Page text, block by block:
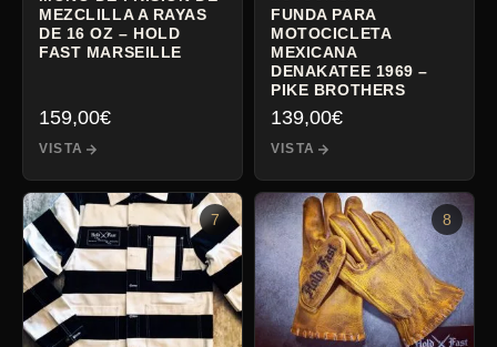
MEZCLILLA A RAYAS
DE 16 OZ – HOLD
FAST MARSEILLE
159,00€
VISTA
FUNDA PARA
MOTOCICLETA
MEXICANA
DENAKATEE 1969 –
PIKE BROTHERS
139,00€
VISTA
7 8